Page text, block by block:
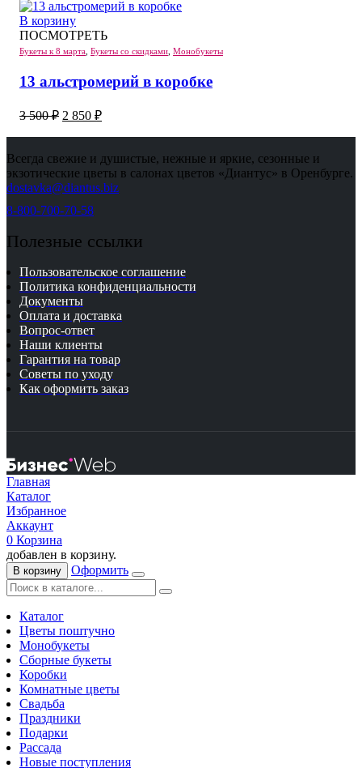
В корзину
ПОСМОТРЕТЬ
Букеты к 8 марта Букеты со скидками Монобукеты
13 альстромерий в коробке
3 500₽ Первоначальная
составляла
3
500 ₽.
2 850 ₽Текущая
2
850 ₽.
Всегда свежие и душистые, нежные и яркие, сезонные и
экзотические цветы в салонах цветов «Диантус» в Оренбурге.
dostavka@diantus.biz
8-800-700-70-58
Полезные ссылки
Пользовательское соглашение
Политика конфиденциальности
Документы
Оплата и доставка
Вопрос-ответ
Наши клиенты
Гарантия на товар
Советы по уходу
Как оформить заказ
Главная
Каталог
Избранное
Аккаунт
0 Корзина
добавлен в корзину.
В корзину Оформить
Каталог
Цветы поштучно
Монобукеты
Сборные букеты
Коробки
Комнатные цветы
Свадьба
Праздники
Подарки
Рассада
Новые поступления